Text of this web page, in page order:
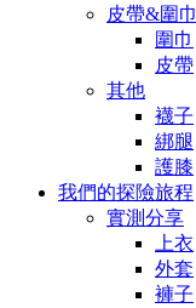
皮帶&圍巾
圍巾
皮帶
其他
襪子
綁腿
護膝
我們的探險旅程
實測分享
上衣
外套
褲子